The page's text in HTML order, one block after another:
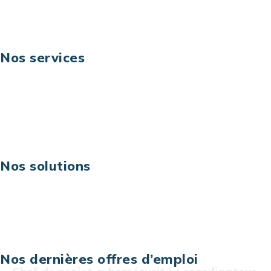
Nos services
Nos solutions
Nos dernières offres d’emploi